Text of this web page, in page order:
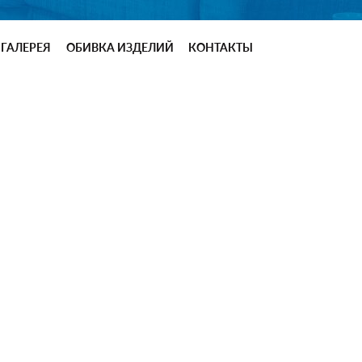
ГАЛЕРЕЯ ОБИВКА ИЗДЕЛИЙ КОНТАКТЫ